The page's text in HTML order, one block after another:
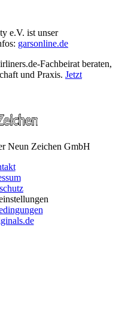
e.V. ist unser
garsonline.de
Fachbeirat beraten,
und Praxis. Jetzt
Neun Zeichen GmbH